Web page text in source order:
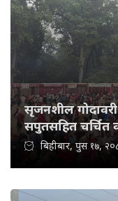
सृजनशील
सपुतसहित चर्चित
बिहीबार, पुस १७,